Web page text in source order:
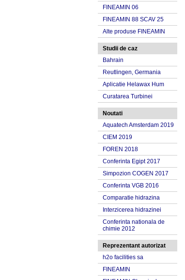
FINEAMIN 06
FINEAMIN 88 SCAV 25
Alte produse FINEAMIN
Studii de caz
Bahrain
Reutlingen, Germania
Aplicatie Helawax Hum
Curatarea Turbinei
Noutati
Aquatech Amsterdam 2019
CIEM 2019
FOREN 2018
Conferinta Egipt 2017
Simpozion COGEN 2017
Conferinta VGB 2016
Comparatie hidrazina
Interzicerea hidrazinei
Conferinta nationala de
chimie 2012
Reprezentant autorizat
h2o facilities sa
FINEAMIN